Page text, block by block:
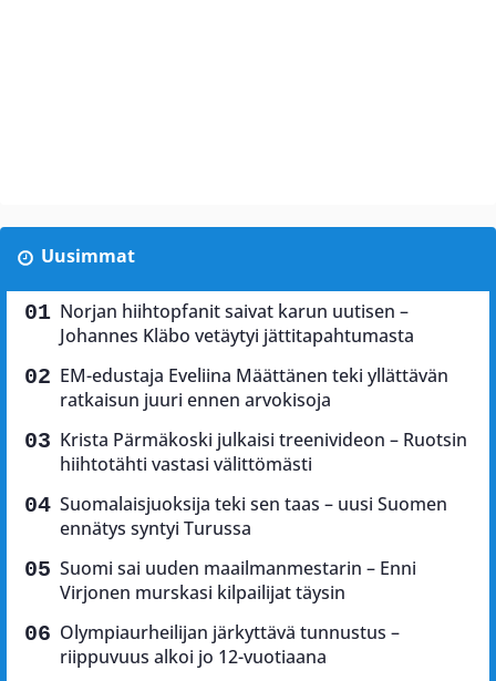
Uusimmat
Norjan hiihtopfanit saivat karun uutisen –
Johannes Kläbo vetäytyi jättitapahtumasta
EM-edustaja Eveliina Määttänen teki yllättävän
ratkaisun juuri ennen arvokisoja
Krista Pärmäkoski julkaisi treenivideon – Ruotsin
hiihtotähti vastasi välittömästi
Suomalaisjuoksija teki sen taas – uusi Suomen
ennätys syntyi Turussa
Suomi sai uuden maailmanmestarin – Enni
Virjonen murskasi kilpailijat täysin
Olympiaurheilijan järkyttävä tunnustus –
riippuvuus alkoi jo 12-vuotiaana